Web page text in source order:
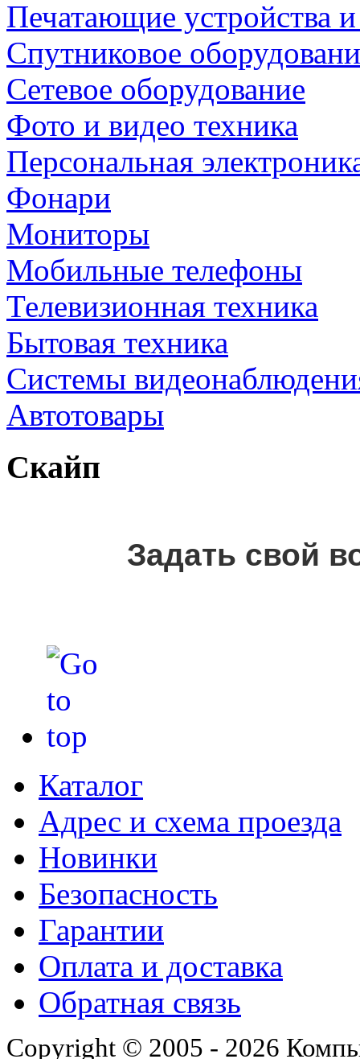
Печатающие устройства
Спутниковое
Сетевое оборудование
Фото и видео техника
Персональная
Фонари
Мониторы
Мобильные телефоны
Телевизионная техника
Бытовая техника
Cистемы
Автотовары
Скайп
Задать свой
Каталог
Адрес и схема проезда
Новинки
Безопасность
Гарантии
Оплата и доставка
Обратная связь
Copyright © 2005 - 2026